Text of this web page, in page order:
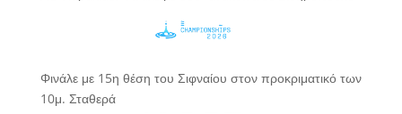
Φινάλε με 15η θέση του Σιφναίου στον προκριματικό των
10μ. Σταθερά